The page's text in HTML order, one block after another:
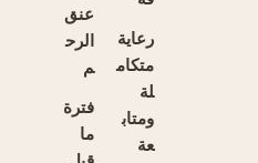
رعاية
متكام
لة
ومتاب
عة
عنق
الرح
م
فترة
ما